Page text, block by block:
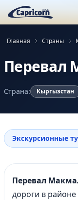
Главная Страны
Перевал
Страна: Кыргызстан
Экскурсионные
Перевал
дороги в районе